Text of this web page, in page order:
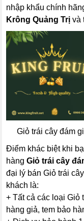
nhập khẩu chính
Krông Quảng Trị và
Giỏ trái cây đám
Điểm khác biệt khi
hàngGiỏ trái cây
đại lý bán Giỏ trái
khách là:
+ Tất cả các loại Giỏ
hàng giả, tem bảo